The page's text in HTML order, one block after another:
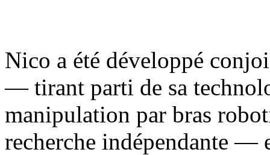
Nico a été développé
— tirant parti de sa
manipulation par bras
recherche indépendante —